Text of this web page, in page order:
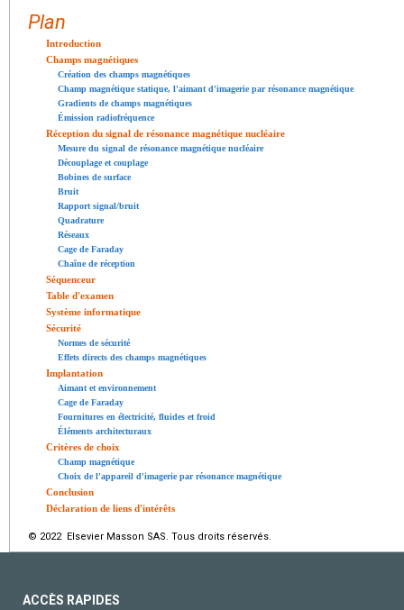
Plan
Introduction
Champs magnétiques
Création des champs magnétiques
Champ magnétique statique, l'aimant d'imagerie par résonance magnétique
Gradients de champs magnétiques
Émission radiofréquence
Réception du signal de résonance magnétique nucléaire
Mesure du signal de résonance magnétique nucléaire
Découplage et couplage
Bobines de surface
Bruit
Rapport signal/bruit
Quadrature
Réseaux
Cage de Faraday
Chaîne de réception
Séquenceur
Table d'examen
Système informatique
Sécurité
Normes de sécurité
Effets directs des champs magnétiques
Implantation
Aimant et environnement
Cage de Faraday
Fournitures en électricité, fluides et froid
Éléments architecturaux
Critères de choix
Champ magnétique
Choix de l'appareil d'imagerie par résonance magnétique
Conclusion
Déclaration de liens d'intérêts
© 2022 Elsevier Masson SAS. Tous droits réservés.
ACCÈS RAPIDES